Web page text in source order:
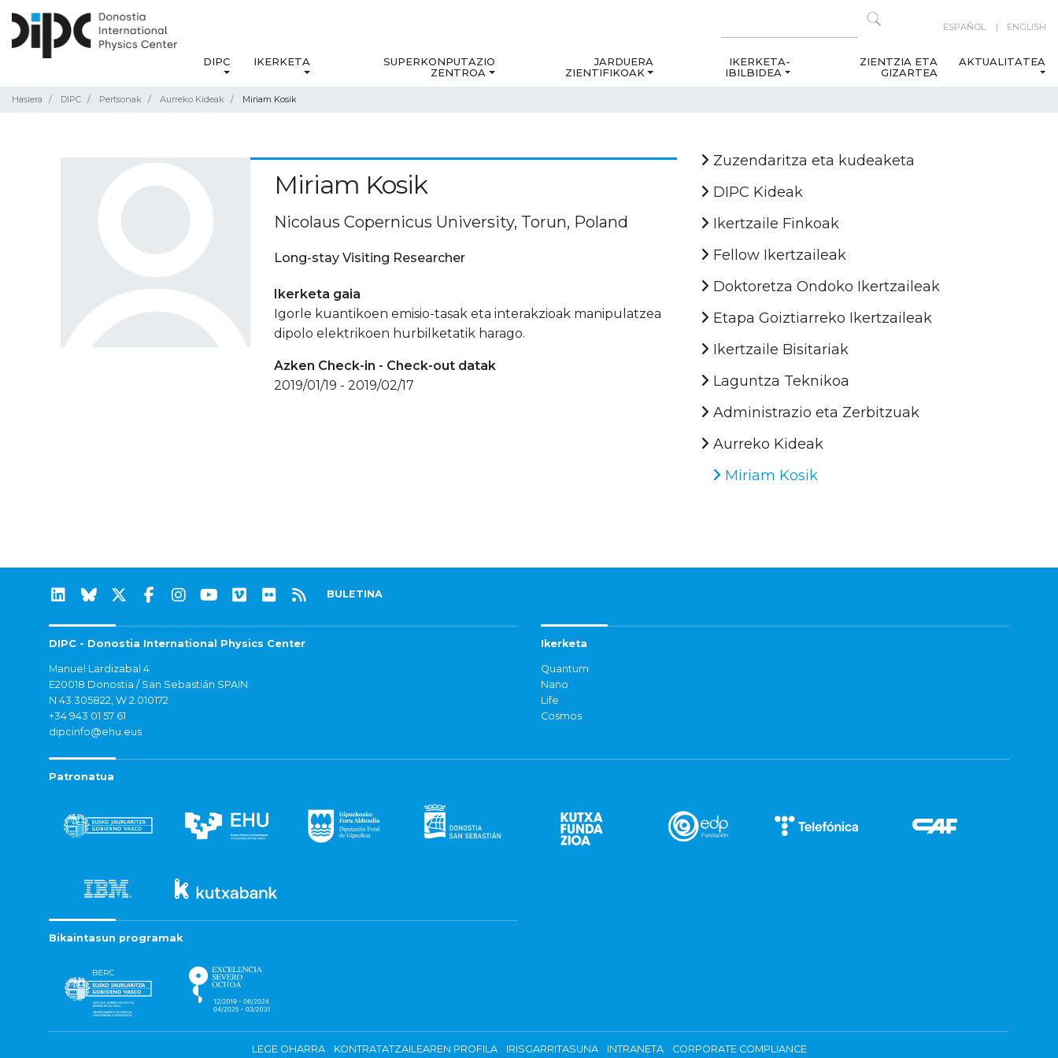
ESPAÑOL ENGLISH
DIPC IKERKETA
SUPERKONPUTAZIO
ZENTROA
JARDUERA
ZIENTIFIKOAK
IKERKETA-
IBILBIDEA
ZIENTZIA ETA
GIZARTEA
AKTUALITATEA
Hasiera DIPC Pertsonak Aurreko Kideak Miriam Kosik
Miriam Kosik
Nicolaus Copernicus University, Torun, Poland
Long-stay Visiting Researcher
Ikerketa gaia
Igorle kuantikoen emisio-tasak eta interakzioak manipulatzea
dipolo elektrikoen hurbilketatik harago.
Azken Check-in - Check-out datak
2019/01/19 - 2019/02/17
Zuzendaritza eta kudeaketa
DIPC Kideak
Ikertzaile Finkoak
Fellow Ikertzaileak
Doktoretza Ondoko Ikertzaileak
Etapa Goiztiarreko Ikertzaileak
Ikertzaile Bisitariak
Laguntza Teknikoa
Administrazio eta Zerbitzuak
Aurreko Kideak
Miriam Kosik
BULETINA
DIPC - Donostia International Physics Center
Manuel Lardizabal 4
E20018 Donostia / San Sebastián SPAIN
N 43.305822, W 2.010172
+34 943 01 57 61
dipcinfo@ehu.eus
Ikerketa
Quantum
Nano
Life
Cosmos
Patronatua
Bikaintasun programak
LEGE OHARRA KONTRATATZAILEAREN PROFILA IRISGARRITASUNA INTRANETA CORPORATE COMPLIANCE